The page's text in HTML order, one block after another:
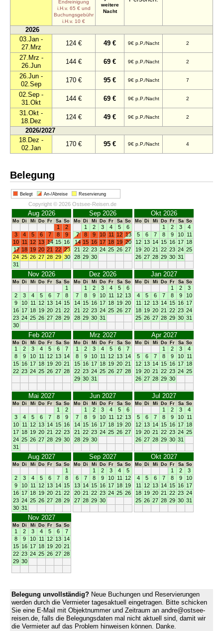
Endreinigung
i.H.v. 65 € und
Buchungsgebühr
i.H.v. 10 €
weitere
Nacht
2026
03.Jan -
27.Mrz
124 € 49 € 9€ p.P./Nacht 2
27.Mrz -
26.Jun
144 € 69 € 9€ p.P./Nacht 2
26.Jun -
02.Sep
170 € 95 € 9€ p.P./Nacht 7
02.Sep -
31.Okt
144 € 69 € 9€ p.P./Nacht 2
31.Okt -
18.Dez
124 € 49 € 9€ p.P./Nacht 2
2026/2027
18.Dez -
02.Jan
170 € 95 € 9€ p.P./Nacht 4
Belegung
Belegt An-/Abreise Reservierung
Copyright © 2026 Ostsee-Reisen.de
Aug 2026
Mo Di Mi Do Fr Sa So
1
2
3
4 5 6 7 8
9
10 11 12 13 14 15 16
17 18 19 20 21 22 23
24 25 26 27 28 29 30
31
Sep 2026
Mo Di Mi Do Fr Sa So
1 2 3 4 5
6
7
8 9 10 11 12 13
14 15 16 17 18 19 20
21
22 23 24 25 26 27
28 29 30
Okt 2026
Mo Di Mi Do Fr Sa So
1 2 3
4
5
6 7 8 9 10 11
12 13 14 15 16 17 18
19 20 21 22 23 24 25
26 27 28 29 30 31
Nov 2026
Mo Di Mi Do Fr Sa So
1
2
3 4 5 6 7
8
9
10 11 12 13 14 15
16 17 18 19 20 21
22
23 24 25 26 27 28 29
30
Dez 2026
Mo Di Mi Do Fr Sa So
1 2 3 4 5
6
7
8 9 10 11 12 13
14 15 16 17 18 19 20
21
22 23 24 25 26 27
28 29 30 31
Jan 2027
Mo Di Mi Do Fr Sa So
1 2
3
4
5 6 7 8 9
10
11
12 13 14 15 16 17
18 19 20 21 22 23 24
25 26 27 28 29 30 31
Feb 2027
Mo Di Mi Do Fr Sa So
1 2 3 4 5 6
7
8
9 10 11 12 13 14
15 16 17 18 19 20 21
22 23 24 25 26 27 28
Mrz 2027
Mo Di Mi Do Fr Sa So
1 2 3 4 5 6
7
8
9 10 11 12 13 14
15 16 17 18 19 20 21
22 23 24 25 26 27 28
29 30 31
Apr 2027
Mo Di Mi Do Fr Sa So
1 2 3
4
5
6 7 8 9 10 11
12 13 14 15 16 17 18
19 20 21 22 23 24 25
26 27 28 29 30
Mai 2027
Mo Di Mi Do Fr Sa So
1
2
3
4 5 6 7 8
9
10 11 12 13 14 15 16
17 18 19 20 21 22 23
24 25 26 27 28 29 30
31
Jun 2027
Mo Di Mi Do Fr Sa So
1 2 3 4 5
6
7
8 9 10 11 12 13
14 15 16 17 18 19 20
21
22 23 24 25 26 27
28 29 30
Jul 2027
Mo Di Mi Do Fr Sa So
1 2 3
4
5
6 7 8 9 10 11
12 13 14 15 16 17 18
19 20 21 22 23 24 25
26 27 28 29 30 31
Aug 2027
Mo Di Mi Do Fr Sa So
1
2
3 4 5 6 7
8
9
10 11 12 13 14 15
16 17 18 19 20 21
22
23 24 25 26 27 28 29
30 31
Sep 2027
Mo Di Mi Do Fr Sa So
1 2 3 4
5
6
7 8 9 10 11
12
13 14 15 16 17 18 19
20 21 22 23 24 25 26
27 28 29 30
Okt 2027
Mo Di Mi Do Fr Sa So
1 2
3
4
5 6 7 8 9
10
11
12 13 14 15 16 17
18 19 20 21 22 23 24
25 26 27 28 29 30 31
Nov 2027
Mo Di Mi Do Fr Sa So
1 2 3 4 5 6
7
8
9 10 11 12 13 14
15 16 17 18 19 20 21
22 23 24 25 26 27 28
29 30
Belegung unvollständig? Neue Buchungen und Reservierungen
werden durch die Vermieter tagesaktuell eingetragen. Bitte schicken
Sie eine E-Mail mit Objektnummer und Zeitraum an andre@ostsee-
reisen.de, falls die Belegungsdaten mal nicht aktuell sind, damit wir
die Vermieter auf das Problem hinweisen können. Danke.